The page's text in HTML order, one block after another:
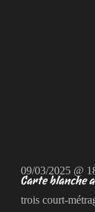
09/03/2025 @
Carte blanche
trois court-